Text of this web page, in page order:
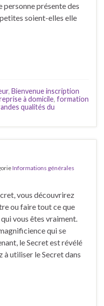
personne présente des
soient-elles elle
, Bienvenue inscription
à domicile, formation
qualités du
Informations générales
vous découvrirez
ou faire tout ce que
vous êtes vraiment.
qui se
le Secret est révélé
à utiliser le Secret dans